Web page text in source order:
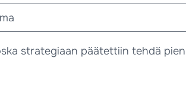
strategiaan päätettiin tehdä